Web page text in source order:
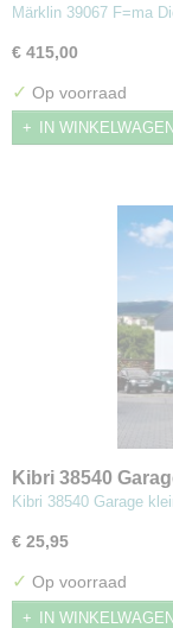
Märklin 39067 F=ma
€ 415,00
✓ Op voorraad
IN WINKELWAGEN
Kibri 38540
Kibri 38540 Garage
€ 25,95
✓ Op voorraad
IN